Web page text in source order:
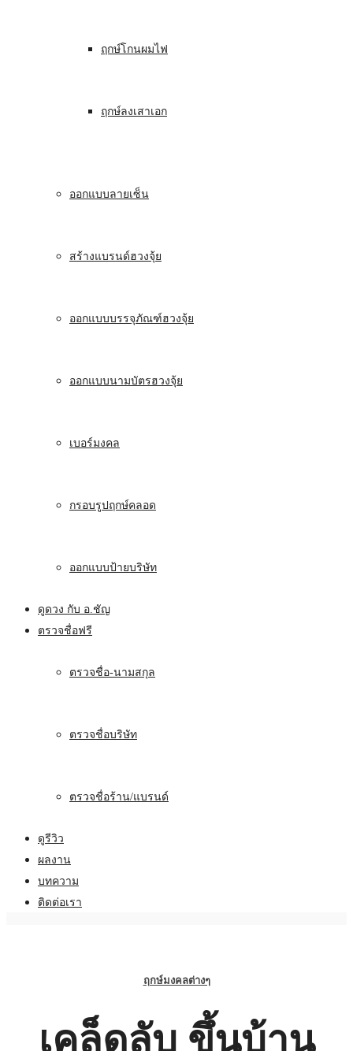
ฤกษ์โกนผมไฟ
ฤกษ์ลงเสาเอก
ออกแบบลายเซ็น
สร้างแบรนด์ฮวงจุ้ย
ออกแบบบรรจุภัณฑ์ฮวงจุ้ย
ออกแบบนามบัตรฮวงจุ้ย
เบอร์มงคล
กรอบรูปฤกษ์คลอด
ออกแบบป้ายบริษัท
ดูดวง กับ อ.ชัญ
ตรวจชื่อฟรี
ตรวจชื่อ-นามสกุล
ตรวจชื่อบริษัท
ตรวจชื่อร้าน/แบรนด์
ดูรีวิว
ผลงาน
บทความ
ติดต่อเรา
ฤกษ์มงคลต่างๆ
เคล็ดลับ ขึ้นบ้าน